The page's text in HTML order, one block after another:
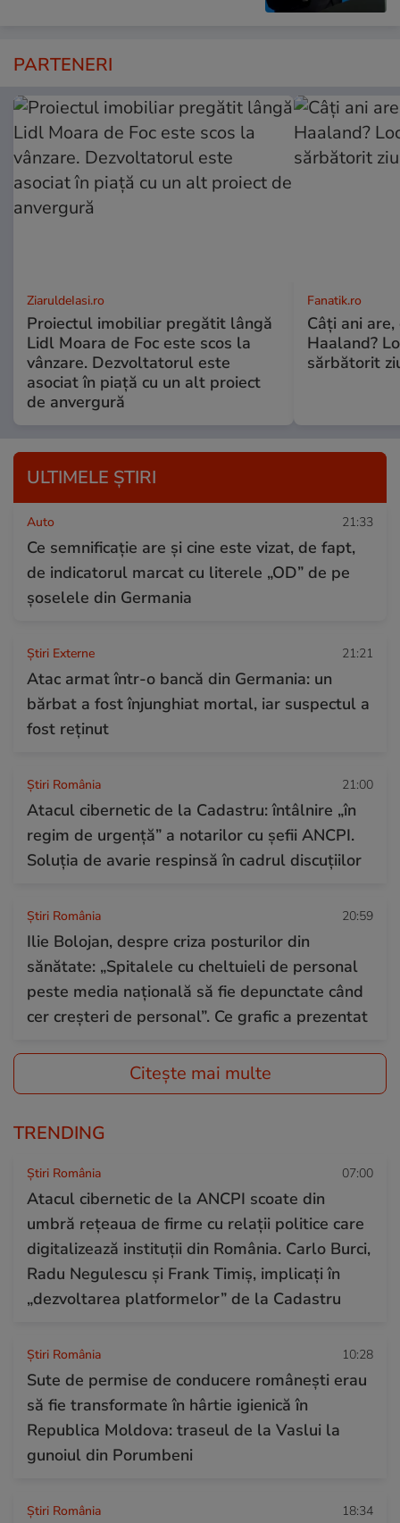
PARTENERI
ZiaruldeIasi.ro
Proiectul imobiliar pregătit lângă
Lidl Moara de Foc este scos la
vânzare. Dezvoltatorul este
asociat în piață cu un alt proiect
de anvergură
Fanatik.ro
Câți ani
Haaland?
sărbătorit
ULTIMELE ȘTIRI
Auto 21:33
Ce semnificație are și cine este vizat, de fapt,
de indicatorul marcat cu literele „OD” de pe
șoselele din Germania
Știri Externe 21:21
Atac armat într-o bancă din Germania: un
bărbat a fost înjunghiat mortal, iar suspectul a
fost reținut
Știri România 21:00
Atacul cibernetic de la Cadastru: întâlnire „în
regim de urgență” a notarilor cu șefii ANCPI.
Soluția de avarie respinsă în cadrul discuțiilor
Știri România 20:59
Ilie Bolojan, despre criza posturilor din
sănătate: „Spitalele cu cheltuieli de personal
peste media națională să fie depunctate când
cer creșteri de personal”. Ce grafic a prezentat
Citește mai multe
TRENDING
Știri România 07:00
Atacul cibernetic de la ANCPI scoate din
umbră rețeaua de firme cu relații politice care
digitalizează instituții din România. Carlo Burci,
Radu Negulescu și Frank Timiș, implicați în
„dezvoltarea platformelor” de la Cadastru
Știri România 10:28
Sute de permise de conducere românești erau
să fie transformate în hârtie igienică în
Republica Moldova: traseul de la Vaslui la
gunoiul din Porumbeni
Știri România 18:34